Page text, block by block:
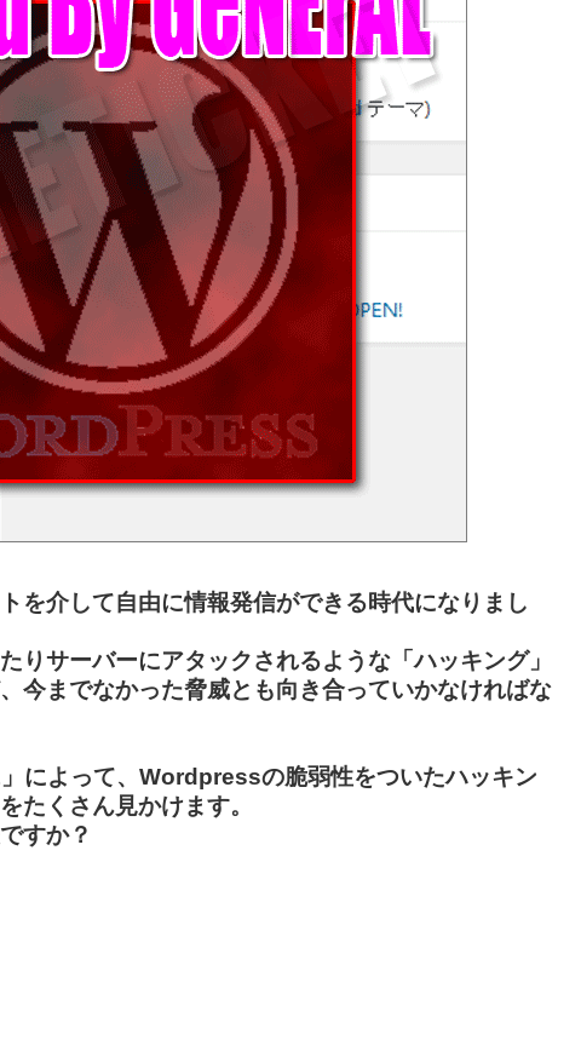
を介して自由に情報発信ができる時代になりまし
りサーバーにアタックされるような「ハッキング」
今までなかった脅威とも向き合っていかなければな
によって、Wordpressの脆弱性をついたハッキン
たくさん見かけます。
すか？